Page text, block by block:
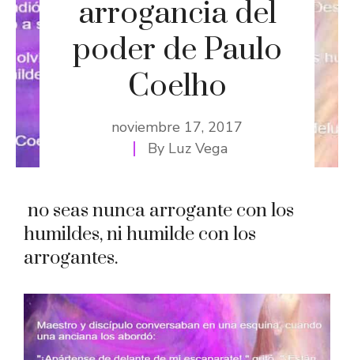
arrogancia del
poder de Paulo
Coelho
noviembre 17, 2017
By Luz Vega
no seas nunca arrogante con los
humildes, ni humilde con los
arrogantes.